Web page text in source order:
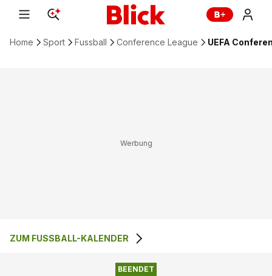
Home Sport Fussball Conference League UEFA
2 :0
ZUM FUSSBALL-KALENDER
BEENDET